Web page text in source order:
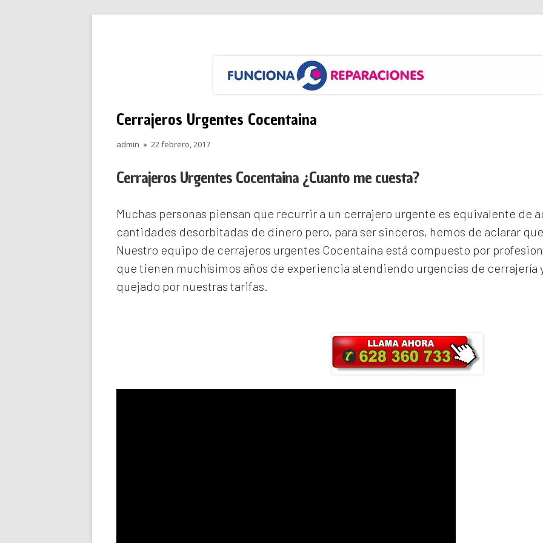
Cerrajeros Urgentes Cocentaina
Autor
admin
Publicado
22 febrero, 2017
Cerrajeros Urgentes Cocentaina ¿Cuanto me cuesta?
Muchas personas piensan que recurrir a un cerrajero urgente es equivalente de
cantidades desorbitadas de dinero pero, para ser sinceros, hemos de aclarar
Nuestro equipo de cerrajeros urgentes Cocentaina está compuesto por
que tienen muchísimos años de experiencia atendiendo urgencias de cerrajería
quejado por nuestras tarifas.